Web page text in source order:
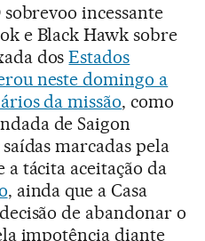
incessante
e Black Hawk sobre
dosEstados
neste domingo a
da missão, como
de Saigon
marcadas pela
a tácita aceitação da
, ainda que a Casa
de abandonar o
impotência diante